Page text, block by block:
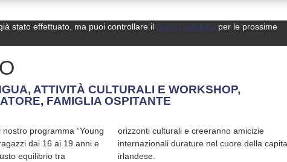
stato effettuato, ma puoi controllare il nostro catalogo per le prossime
ATTIVITÀ CULTURALI E WORKSHOP,
FAMIGLIA OSPITANTE
programma “Young
dai 16 ai 19 anni e
equilibrio tra
e creeranno amicizie
nel cuore della capitale
irlandese.